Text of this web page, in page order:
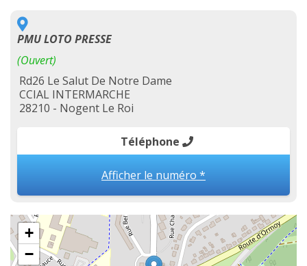
PMU LOTO PRESSE
(Ouvert)
Rd26 Le Salut De Notre Dame
CCIAL INTERMARCHE
28210 - Nogent Le Roi
Téléphone
Afficher le numéro *
+
−